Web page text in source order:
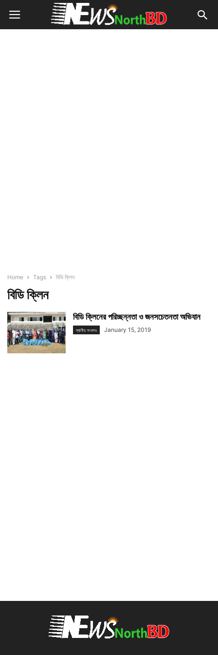
Home Tags বিডি ক্লিন
বিডি ক্লিন
বিডি ক্লিনের পরিচ্ছন্নতা ও জনসচেতনতা অভিযান
স্থানীয় সংবাদঃ January 15, 2019